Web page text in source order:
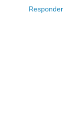
Responder